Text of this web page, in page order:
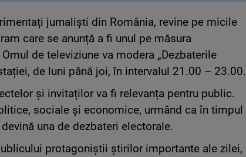
jurnaliști din România, revine pe micile
care se anunță a fi unul pe măsura
de televiziune va modera „Dezbaterile
de luni până joi, în intervalul 21.00 – 23.00.
și invitaților va fi relevanța pentru public.
sociale și economice, urmând ca în timpul
una de dezbateri electorale.
protagoniștii știrilor importante ale zilei,